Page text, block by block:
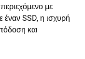
με
έναν SSD, η ισχυρή
και